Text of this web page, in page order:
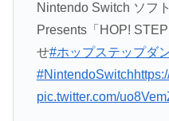
Nintendo Switch ソフ
Presents「HOP!
せ#ホップステップダ
#NintendoSwitch
pic.twitter.com/